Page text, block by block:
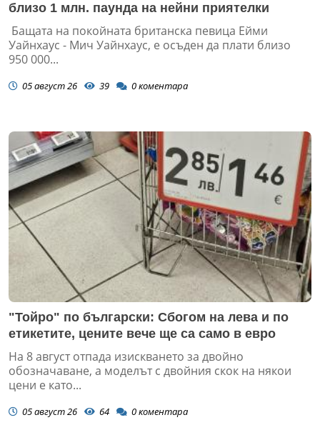
близо 1 млн. паунда на нейни приятелки
Бащата на покойната британска певица Ейми
Уайнхаус - Мич Уайнхаус, е осъден да плати близо
950 000...
05 август 26 39 0коментара
"Тойро" по български: Сбогом на лева и по
етикетите, цените вече ще са само в евро
На 8 август отпада изискването за двойно
обозначаване, а моделът с двойния скок на някои
цени е като...
05 август 26 64 0коментара